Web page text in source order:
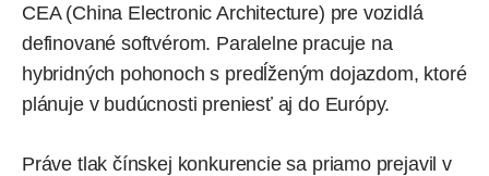
CEA (China Electronic Architecture) pre vozidlá
definované softvérom. Paralelne pracuje na
hybridných pohonoch s predĺženým dojazdom, ktoré
plánuje v budúcnosti preniesť aj do Európy.
Práve tlak čínskej konkurencie sa priamo prejavil v